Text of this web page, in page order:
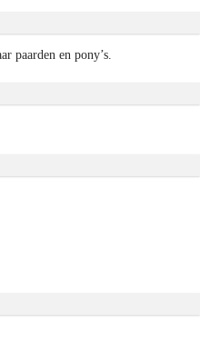
paarden en pony’s.